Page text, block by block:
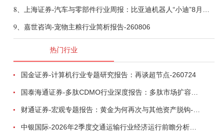
8、
9、 嘉世咨询-宠物主粮行业简析报告-260806
热门行业
国金证券-计算机行业专题研究报告：再谈超节点-260724
中银国际-2026年2季度交通运输行业经济运行前瞻分析：地缘冲突致航运和航空景气度分化，交通基础设施板块总体呈现稳健特征-260724